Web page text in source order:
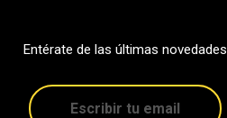
Entérate de las últimas novedades